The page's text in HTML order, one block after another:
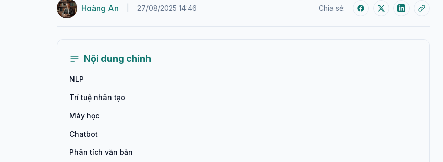
Hoàng An 27/08/2025 14:46 Chia sẻ:
Nội dung chính
NLP
Trí tuệ nhân tạo
Máy học
Chatbot
Phân tích văn bản